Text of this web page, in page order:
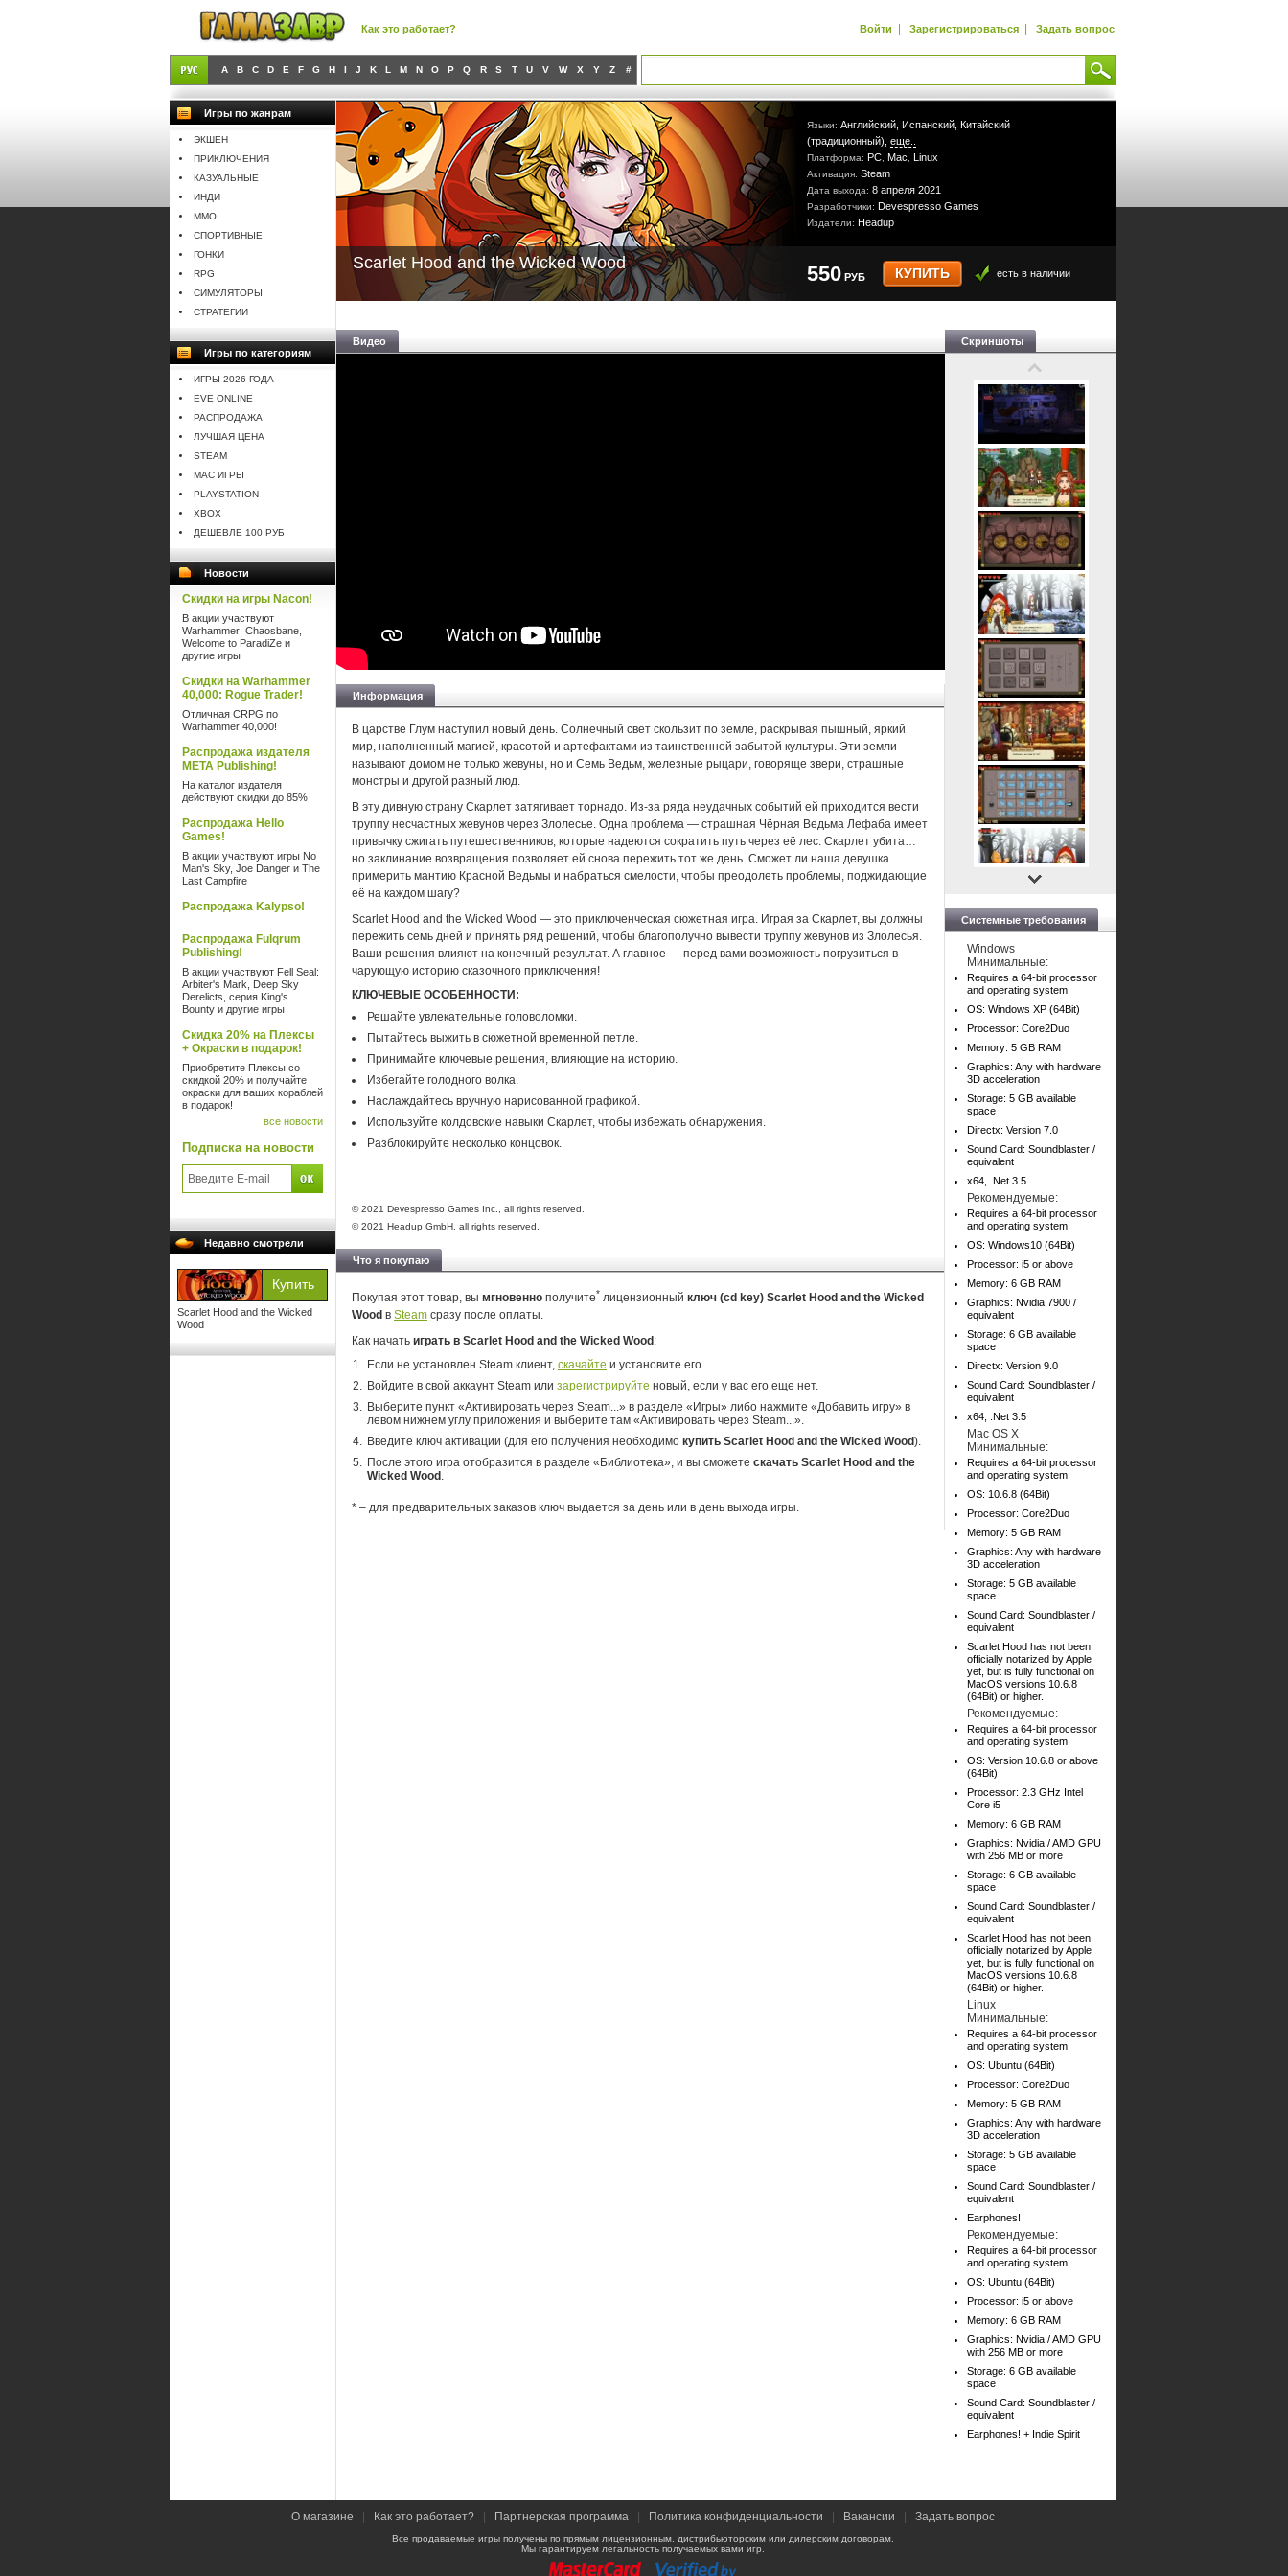
Как это работает? Войти | Зарегистрироваться | Задать вопрос
A B C D E F G H I J K L M N O P Q R S T U V W X Y Z #
Игры по жанрам
ЭКШЕН
ПРИКЛЮЧЕНИЯ
КАЗУАЛЬНЫЕ
ИНДИ
MMO
СПОРТИВНЫЕ
ГОНКИ
RPG
СИМУЛЯТОРЫ
СТРАТЕГИИ
Игры по категориям
ИГРЫ 2026 ГОДА
EVE ONLINE
РАСПРОДАЖА
ЛУЧШАЯ ЦЕНА
STEAM
MAC ИГРЫ
PLAYSTATION
XBOX
ДЕШЕВЛЕ 100 РУБ
Новости
Скидки на игры Nacon!
В акции участвуют
Warhammer: Chaosbane,
Welcome to ParadiZe и
другие игры
Скидки на Warhammer
40,000: Rogue Trader!
Отличная CRPG по
Warhammer 40,000!
Распродажа издателя
META Publishing!
На каталог издателя
действуют скидки до 85%
Распродажа Hello
Games!
В акции участвуют игры No
Man's Sky, Joe Danger и The
Last Campfire
Распродажа Kalypso!
Распродажа Fulqrum
Publishing!
В акции участвуют Fell Seal:
Arbiter's Mark, Deep Sky
Derelicts, серия King's
Bounty и другие игры
Скидка 20% на Плексы
+ Окраски в подарок!
Приобретите Плексы со
скидкой 20% и получайте
окраски для ваших кораблей
в подарок!
все новости
Подписка на новости
Недавно смотрели
Scarlet Hood and the Wicked
Wood
Языки: Английский, Испанский, Китайский
(традиционный), еще..
Платформа: PC Mac Linux
Активация: Steam
Дата выхода: 8 апреля 2021
Разработчики: Devespresso Games
Издатели: Headup
Scarlet Hood and the Wicked Wood 550 РУБ КУПИТЬ есть в наличии
Видео
Информация
В царстве Глум наступил новый день. Солнечный свет скользит по земле, раскрывая пышный, яркий
мир, наполненный магией, красотой и артефактами из таинственной забытой культуры. Эти земли
называют домом не только жевуны, но и Семь Ведьм, железные рыцари, говоряще звери, страшные
монстры и другой разный люд.
В эту дивную страну Скарлет затягивает торнадо. Из-за ряда неудачных событий ей приходится вести
труппу несчастных жевунов через Злолесье. Одна проблема — страшная Чёрная Ведьма Лефаба имеет
привычку сжигать путешественников, которые надеются сократить путь через её лес. Скарлет убита…
но заклинание возвращения позволяет ей снова пережить тот же день. Сможет ли наша девушка
примерить мантию Красной Ведьмы и набраться смелости, чтобы преодолеть проблемы, поджидающие
её на каждом шагу?
Scarlet Hood and the Wicked Wood — это приключенческая сюжетная игра. Играя за Скарлет, вы должны
пережить семь дней и принять ряд решений, чтобы благополучно вывести труппу жевунов из Злолесья.
Ваши решения влияют на конечный результат. А главное — перед вами возможность погрузиться в
чарующую историю сказочного приключения!
КЛЮЧЕВЫЕ ОСОБЕННОСТИ:
Решайте увлекательные головоломки.
Пытайтесь выжить в сюжетной временной петле.
Принимайте ключевые решения, влияющие на историю.
Избегайте голодного волка.
Наслаждайтесь вручную нарисованной графикой.
Используйте колдовские навыки Скарлет, чтобы избежать обнаружения.
Разблокируйте несколько концовок.
© 2021 Devespresso Games Inc., all rights reserved.
© 2021 Headup GmbH, all rights reserved.
Что я покупаю
Покупая этот товар, вы мгновенно получите* лицензионный ключ (cd key) Scarlet Hood and the Wicked
Wood в Steam сразу после оплаты.
Как начать играть в Scarlet Hood and the Wicked Wood :
Если не установлен Steam клиент, скачайте и установите его .
Войдите в свой аккаунт Steam или зарегистрируйте новый, если у вас его еще нет.
Выберите пункт «Активировать через Steam...» в разделе «Игры» либо нажмите «Добавить игру» в
левом нижнем углу приложения и выберите там «Активировать через Steam...».
Введите ключ активации (для его получения необходимо купить Scarlet Hood and the Wicked Wood).
После этого игра отобразится в разделе «Библиотека», и вы сможете скачать Scarlet Hood and the
Wicked Wood .
* – для предварительных заказов ключ выдается за день или в день выхода игры.
Скриншоты
Системные требования
Windows
Минимальные:
Requires a 64-bit processor
and operating system
OS: Windows XP (64Bit)
Processor: Core2Duo
Memory: 5 GB RAM
Graphics: Any with hardware
3D acceleration
Storage: 5 GB available
space
Directx: Version 7.0
Sound Card: Soundblaster /
equivalent
x64, .Net 3.5
Рекомендуемые:
Requires a 64-bit processor
and operating system
OS: Windows10 (64Bit)
Processor: i5 or above
Memory: 6 GB RAM
Graphics: Nvidia 7900 /
equivalent
Storage: 6 GB available
space
Directx: Version 9.0
Sound Card: Soundblaster /
equivalent
x64, .Net 3.5
Mac OS X
Минимальные:
Requires a 64-bit processor
and operating system
OS: 10.6.8 (64Bit)
Processor: Core2Duo
Memory: 5 GB RAM
Graphics: Any with hardware
3D acceleration
Storage: 5 GB available
space
Sound Card: Soundblaster /
equivalent
Scarlet Hood has not been
officially notarized by Apple
yet, but is fully functional on
MacOS versions 10.6.8
(64Bit) or higher.
Рекомендуемые:
Requires a 64-bit processor
and operating system
OS: Version 10.6.8 or above
(64Bit)
Processor: 2.3 GHz Intel
Core i5
Memory: 6 GB RAM
Graphics: Nvidia / AMD GPU
with 256 MB or more
Storage: 6 GB available
space
Sound Card: Soundblaster /
equivalent
Scarlet Hood has not been
officially notarized by Apple
yet, but is fully functional on
MacOS versions 10.6.8
(64Bit) or higher.
Linux
Минимальные:
Requires a 64-bit processor
and operating system
OS: Ubuntu (64Bit)
Processor: Core2Duo
Memory: 5 GB RAM
Graphics: Any with hardware
3D acceleration
Storage: 5 GB available
space
Sound Card: Soundblaster /
equivalent
Earphones!
Рекомендуемые:
Requires a 64-bit processor
and operating system
OS: Ubuntu (64Bit)
Processor: i5 or above
Memory: 6 GB RAM
Graphics: Nvidia / AMD GPU
with 256 MB or more
Storage: 6 GB available
space
Sound Card: Soundblaster /
equivalent
Earphones! + Indie Spirit
О магазине Как это работает? Партнерская программа Политика конфиденциальности Вакансии Задать вопрос
Все продаваемые игры получены по прямым лицензионным, дистрибьюторским или дилерским договорам.
Мы гарантируем легальность получаемых вами игр.